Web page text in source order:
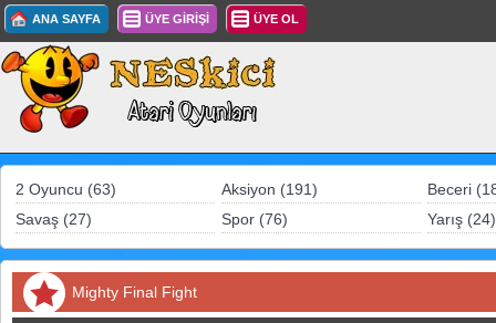
ANA SAYFA ÜYE GİRİŞİ ÜYE OL
2 Oyuncu (63) Aksiyon (191)
Beceri
Savaş (27)
Spor (76) Yarış (24)
Mighty Final Fight